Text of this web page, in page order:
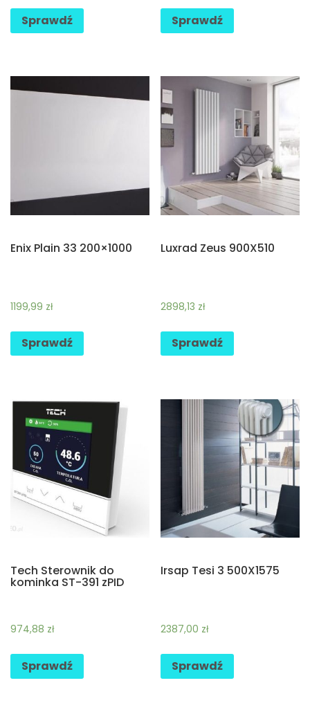
Sprawdź Sprawdź
Enix Plain 33 200×1000
1199,99 zł
Sprawdź
Luxrad Zeus 900X510
2898,13 zł
Sprawdź
Tech Sterownik do
kominka ST-391 zPID
974,88 zł
Sprawdź
Irsap Tesi 3 500X1575
2387,00 zł
Sprawdź